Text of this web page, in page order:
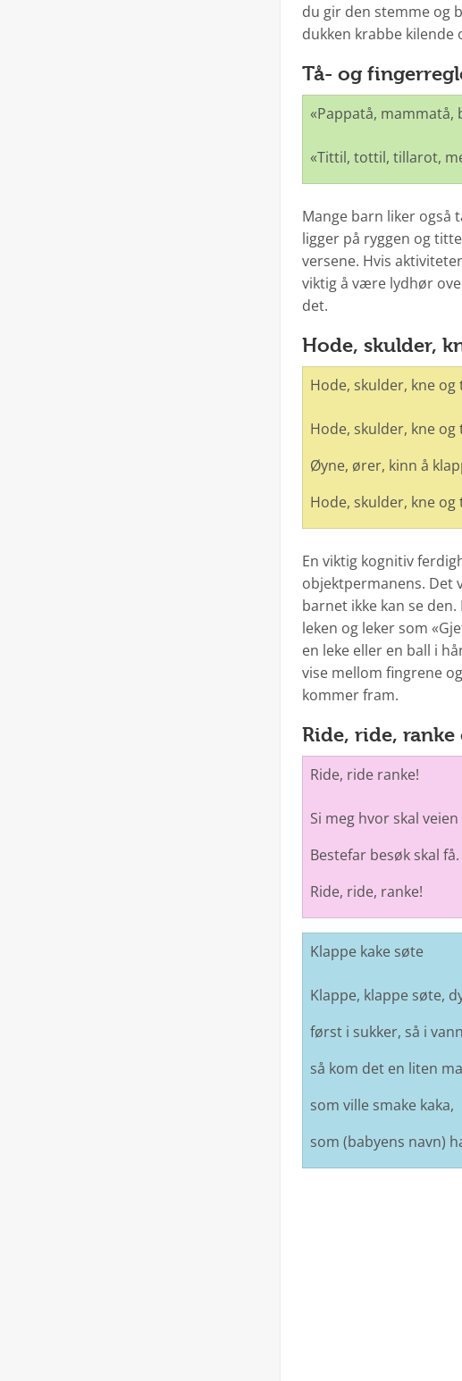
du gir den stemme og
dukken krabbe
Tå- og
«Pappatå,
«Tittil, tottil, tillarot,
Mange barn liker også
ligger på ryggen og
versene. Hvis
viktig å være lydhør
det.
Hode, skulder,
Hode, skulder, kne og
Hode, skulder, kne og
Øyne, ører, kinn å
Hode, skulder, kne og
En viktig kognitiv
objektpermanens. Det
barnet ikke kan se
leken og leker som
en leke eller en ball i
vise mellom fingrene
kommer fram.
Ride, ride,
Ride, ride ranke!
Si meg hvor skal veien
Bestefar besøk skal få.
Ride, ride, ranke!
Klappe kake søte
Klappe, klappe søte,
først i sukker, så i
så kom det en liten
som ville smake kaka,
som (babyens navn)